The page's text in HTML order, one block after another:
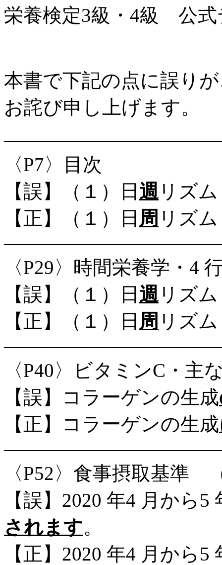
栄養検定3級・4級 公式
本書で下記の点に誤り
お詫び申し上げます。
〈P7〉目次
【誤】（１）日 週 リズム
【正】（１）日 周 リズム
〈P29〉時間栄養学・4
【誤】（１）日 週 リズム
【正】（１）日 周 リズム
〈P40〉ビタミンC・主
【誤】コラーゲンの生成
【正】コラーゲンの生成
〈P52〉食事摂取基準
【誤】2020 年4 月から
されます。
【正】2020 年4 月から